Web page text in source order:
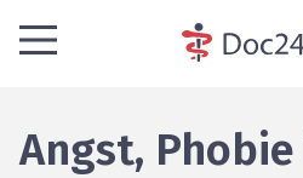
Angst, Phobie